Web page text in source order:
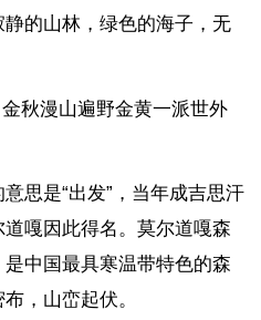
的山林，绿色的海子，无
秋漫山遍野金黄一派世外
思是“出发”，当年成吉思汗
嘎因此得名。莫尔道嘎森
中国最具寒温带特色的森
，山峦起伏。